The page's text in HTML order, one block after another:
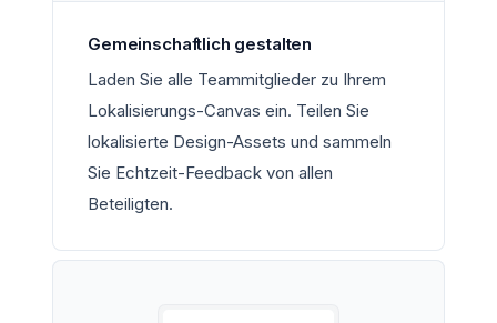
Gemeinschaftlich gestalten
Laden Sie alle Teammitglieder zu Ihrem
Lokalisierungs-Canvas ein. Teilen Sie
lokalisierte Design-Assets und sammeln
Sie Echtzeit-Feedback von allen
Beteiligten.